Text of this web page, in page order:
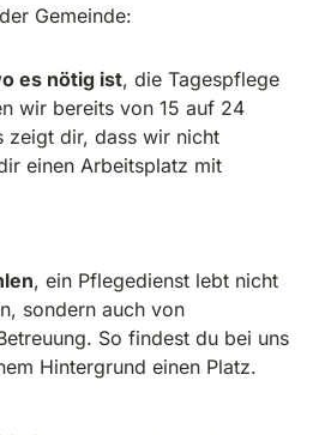
Gemeinde:
es nötig ist, die Tagespflege
wir bereits von 15 auf 24
zeigt dir, dass wir nicht
einen Arbeitsplatz mit
, ein Pflegedienst lebt nicht
sondern auch von
So findest du bei uns
Hintergrund einen Platz.